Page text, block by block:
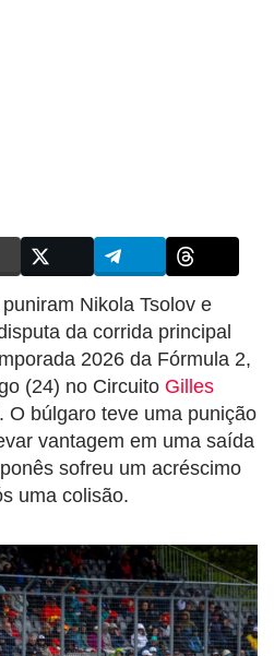
Nikola Tsolov e
da corrida principal
2026 da Fórmula 2,
(24) no Circuito Gilles
O búlgaro teve uma punição
vantagem em uma saída
sofreu um acréscimo
uma colisão.